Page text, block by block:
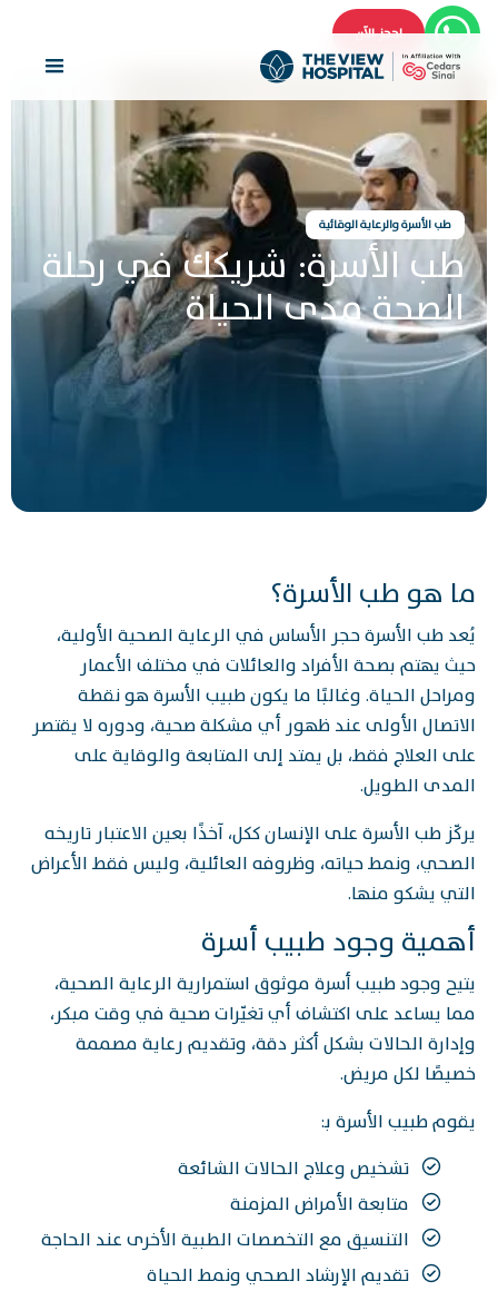
احجز الآن
طب الأسرة والرعاية الوقائية
طب الأسرة: شريكك في رحلة
الصحة مدى الحياة
ما هو طب الأسرة؟
يُعد طب الأسرة حجر الأساس في الرعاية الصحية الأولية،
حيث يهتم بصحة الأفراد والعائلات في مختلف الأعمار
ومراحل الحياة. وغالبًا ما يكون طبيب الأسرة هو نقطة
الاتصال الأولى عند ظهور أي مشكلة صحية، ودوره لا يقتصر
على العلاج فقط، بل يمتد إلى المتابعة والوقاية على
المدى الطويل.
يركّز طب الأسرة على الإنسان ككل، آخذًا بعين الاعتبار تاريخه
الصحي، ونمط حياته، وظروفه العائلية، وليس فقط الأعراض
التي يشكو منها.
أهمية وجود طبيب أسرة
يتيح وجود طبيب أسرة موثوق استمرارية الرعاية الصحية،
مما يساعد على اكتشاف أي تغيّرات صحية في وقت مبكر،
وإدارة الحالات بشكل أكثر دقة، وتقديم رعاية مصممة
خصيصًا لكل مريض.
يقوم طبيب الأسرة بـ:
تشخيص وعلاج الحالات الشائعة
متابعة الأمراض المزمنة
التنسيق مع التخصصات الطبية الأخرى عند الحاجة
تقديم الإرشاد الصحي ونمط الحياة